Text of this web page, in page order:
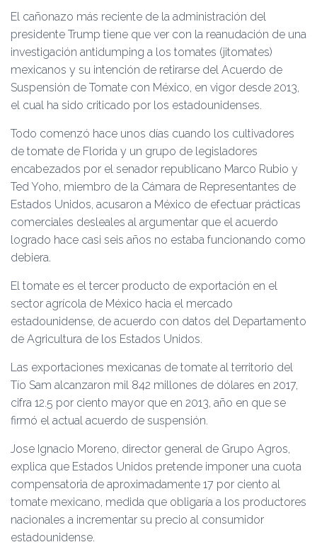
El cañonazo más reciente de la administración del
presidente Trump tiene que ver con la reanudación de una
investigación antidumping a los tomates (jitomates)
mexicanos y su intención de retirarse del Acuerdo de
Suspensión de Tomate con México, en vigor desde 2013,
el cual ha sido criticado por los estadounidenses.
Todo comenzó hace unos días cuando los cultivadores
de tomate de Florida y un grupo de legisladores
encabezados por el senador republicano Marco Rubio y
Ted Yoho, miembro de la Cámara de Representantes de
Estados Unidos, acusaron a México de efectuar prácticas
comerciales desleales al argumentar que el acuerdo
logrado hace casi seis años no estaba funcionando como
debiera.
El tomate es el tercer producto de exportación en el
sector agrícola de México hacia el mercado
estadounidense, de acuerdo con datos del Departamento
de Agricultura de los Estados Unidos.
Las exportaciones mexicanas de tomate al territorio del
Tío Sam alcanzaron mil 842 millones de dólares en 2017,
cifra 12.5 por ciento mayor que en 2013, año en que se
firmó el actual acuerdo de suspensión.
Jose Ignacio Moreno, director general de Grupo Agros,
explica que Estados Unidos pretende imponer una cuota
compensatoria de aproximadamente 17 por ciento al
tomate mexicano, medida que obligaría a los productores
nacionales a incrementar su precio al consumidor
estadounidense.